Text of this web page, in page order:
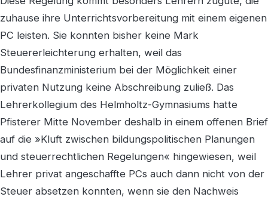
zuhause ihre Unterrichtsvorbereitung mit einem eigenen
PC leisten. Sie konnten bisher keine Mark
Steuererleichterung erhalten, weil das
Bundesfinanzministerium bei der Möglichkeit einer
privaten Nutzung keine Abschreibung zuließ. Das
Lehrerkollegium des Helmholtz-Gymnasiums hatte
Pfisterer Mitte November deshalb in einem offenen Brief
auf die »Kluft zwischen bildungspolitischen Planungen
und steuerrechtlichen Regelungen« hingewiesen, weil
Lehrer privat angeschaffte PCs auch dann nicht von der
Steuer absetzen konnten, wenn sie den Nachweis